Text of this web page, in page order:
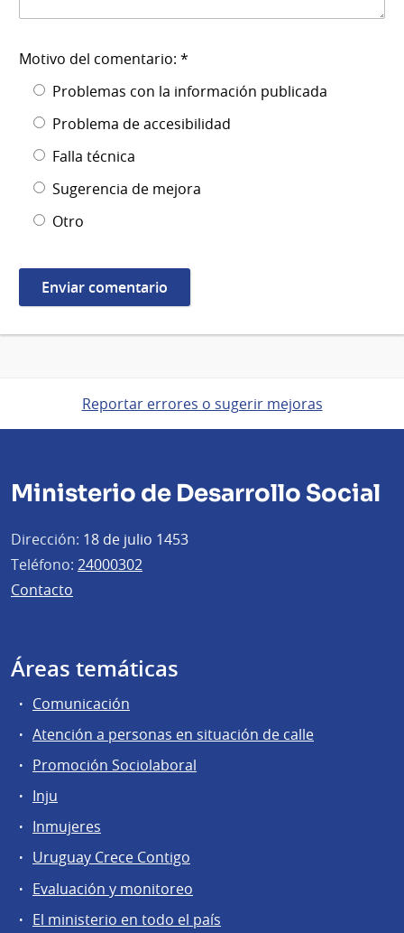
Motivo del comentario: *
Problemas con la información publicada
Problema de accesibilidad
Falla técnica
Sugerencia de mejora
Otro
Reportar errores o sugerir mejoras
Ministerio de Desarrollo Social
Dirección: 18 de julio 1453
Teléfono: 24000302
Contacto
Áreas temáticas
Comunicación
Atención a personas en situación de calle
Promoción Sociolaboral
Inju
Inmujeres
Uruguay Crece Contigo
Evaluación y monitoreo
El ministerio en todo el país